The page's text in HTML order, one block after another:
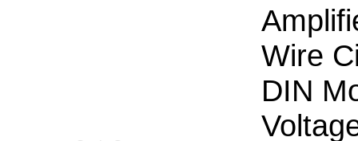
Wire
DIN